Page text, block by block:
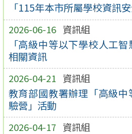
「115年本市所屬學校資訊
2026-06-16 資訊組
「高級中等以下學校人工智
相關資訊
2026-04-21 資訊組
教育部國教署辦理「高級
驗營」活動
2026-04-17 資訊組